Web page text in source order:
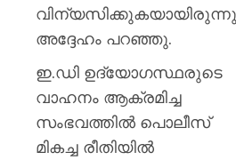
അദ്ദേഹം പറഞ്ഞു.
ഇ.ഡി ഉദ്യോഗസ്ഥരുടെ
വാഹനം ആക്രമിച്ച
സംഭവത്തിൽ പൊലീസ്
മികച്ച രീതിയിൽ